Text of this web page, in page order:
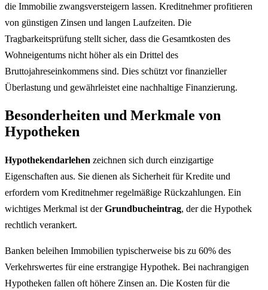
die Immobilie zwangsversteigern lassen. Kreditnehmer profitieren
von günstigen Zinsen und langen Laufzeiten. Die
Tragbarkeitsprüfung stellt sicher, dass die Gesamtkosten des
Wohneigentums nicht höher als ein Drittel des
Bruttojahreseinkommens sind. Dies schützt vor finanzieller
Überlastung und gewährleistet eine nachhaltige Finanzierung.
Besonderheiten und Merkmale von
Hypotheken
Hypothekendarlehen zeichnen sich durch einzigartige
Eigenschaften aus. Sie dienen als Sicherheit für Kredite und
erfordern vom Kreditnehmer regelmäßige Rückzahlungen. Ein
wichtiges Merkmal ist derGrundbucheintrag, der die Hypothek
rechtlich verankert.
Banken beleihen Immobilien typischerweise bis zu 60% des
Verkehrswertes für eine erstrangige Hypothek. Bei nachrangigen
Hypotheken fallen oft höhere Zinsen an. Die Kosten für die